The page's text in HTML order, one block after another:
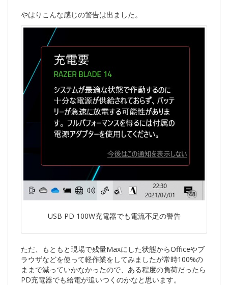
やはりこんな感じの警告は出ました。
USB PD 100W充電器でも電流不足の警告
ただ、もともと現場で残量Maxにした状態からOfficeやブ
ラウザなどを使って軽作業をしてみましたが常時100%の
ままで減っていかなかったので、ある程度の負荷だったら
PD充電器でも給電が追いつくのかなと思います。